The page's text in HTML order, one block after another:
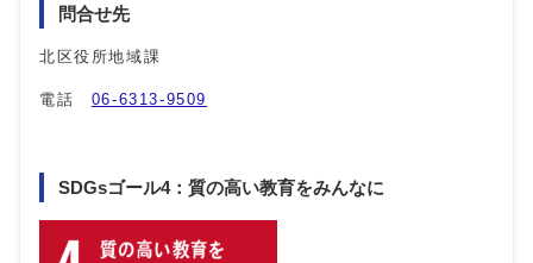
問合せ先
北区役所地域課
電話 06-6313-9509
SDGsゴール4：質の高い教育をみんなに